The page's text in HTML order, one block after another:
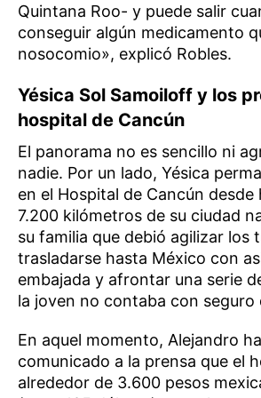
Quintana Roo- y puede salir
conseguir algún medicamento
nosocomio», explicó Robles.
Yésica Sol Samoiloff y los
hospital de Cancún
El panorama no es sencillo ni
nadie. Por un lado, Yésica
en el Hospital de Cancún desde
7.200 kilómetros de su ciudad
su familia que debió agilizar los
trasladarse hasta México con
embajada y afrontar una serie
la joven no contaba con seguro
En aquel momento, Alejandro
comunicado a la prensa que el
alrededor de 3.600 pesos